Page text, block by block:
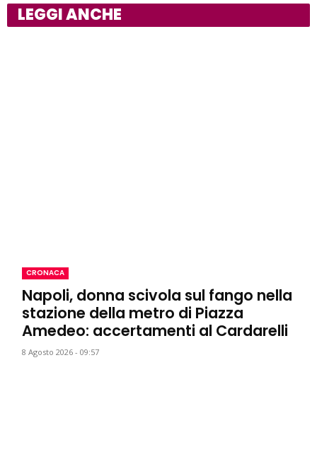
LEGGI ANCHE
CRONACA
Napoli, donna scivola sul fango nella
stazione della metro di Piazza
Amedeo: accertamenti al Cardarelli
8 Agosto 2026 - 09:57